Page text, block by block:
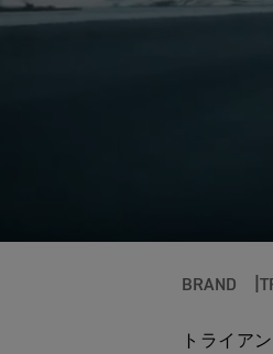
BRAND
トライア